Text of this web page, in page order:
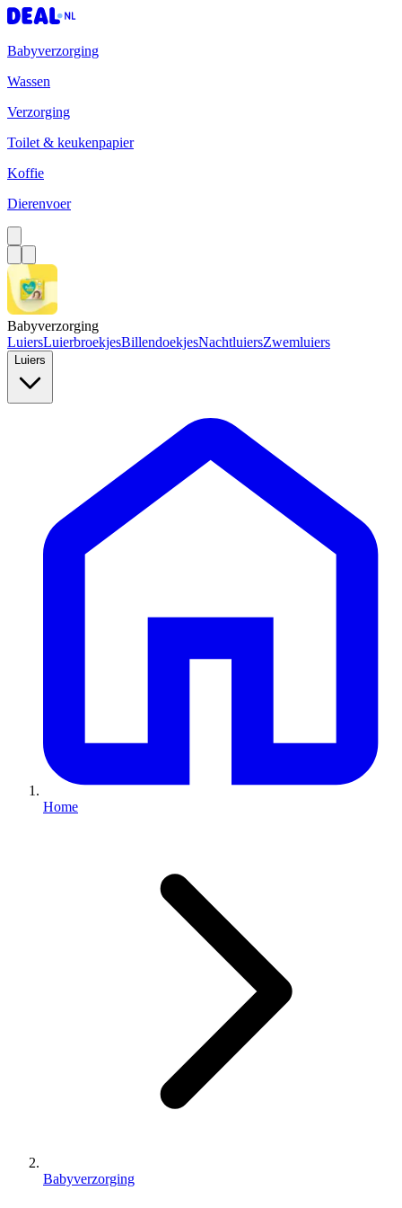
Babyverzorging
Wassen
Verzorging
Toilet & keukenpapier
Koffie
Dierenvoer
Babyverzorging
LuiersLuierbroekjesBillendoekjesNachtluiersZwemluiers
Luiers
Home
Babyverzorging